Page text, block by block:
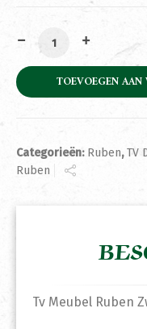
Tv Meubel Ruben
TOEVOEGEN AAN
Categorieën: Ruben,TV
Ruben
Tv Meubel Ruben